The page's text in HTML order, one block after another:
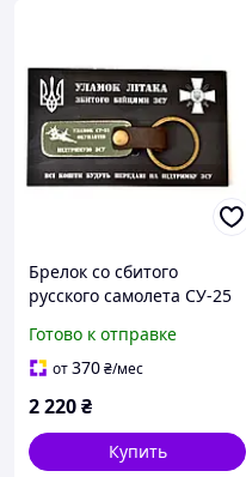
Брелок со сбитого
русского самолета СУ-25
Готово к отправке
от370₴/мес
2 220₴
Купить